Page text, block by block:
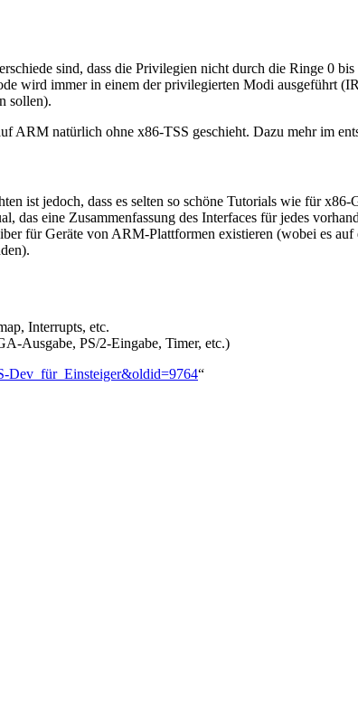
sind, dass die Privilegien nicht durch die Ringe 0
wird immer in einem der privilegierten Modi
sollen).
ARM natürlich ohne x86-TSS geschieht. Dazu mehr im
ist jedoch, dass es selten so schöne Tutorials wie für
das eine Zusammenfassung des Interfaces für jedes
für Geräte von ARM-Plattformen existieren (wobei es
Interrupts, etc.
Ausgabe, PS/2-Eingabe, Timer, etc.)
Dev_für_Einsteiger&oldid=9764“